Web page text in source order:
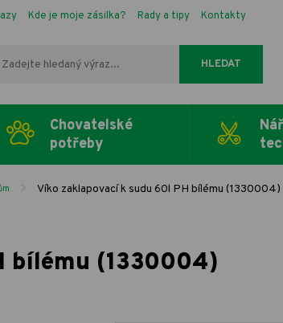
Kde je moje zásilka? Rady a tipy Kontakty
HLEDAT
Chovatelské
potřeby
Víko zaklapovací k sudu 60l PH bílému (1330004)
bílému (1330004)